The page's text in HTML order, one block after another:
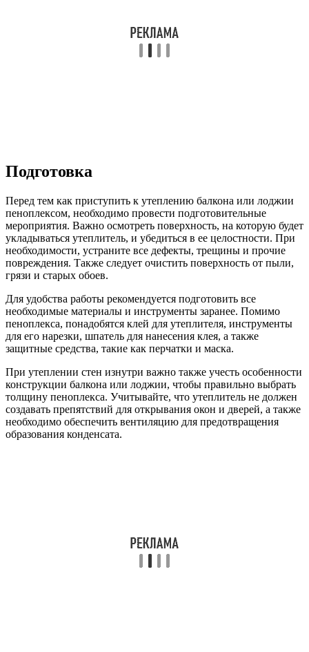
Подготовка
Перед тем как приступить к утеплению балкона или лоджии
пеноплексом, необходимо провести подготовительные
мероприятия. Важно осмотреть поверхность, на которую будет
укладываться утеплитель, и убедиться в ее целостности. При
необходимости, устраните все дефекты, трещины и прочие
повреждения. Также следует очистить поверхность от пыли,
грязи и старых обоев.
Для удобства работы рекомендуется подготовить все
необходимые материалы и инструменты заранее. Помимо
пеноплекса, понадобятся клей для утеплителя, инструменты
для его нарезки, шпатель для нанесения клея, а также
защитные средства, такие как перчатки и маска.
При утеплении стен изнутри важно также учесть особенности
конструкции балкона или лоджии, чтобы правильно выбрать
толщину пеноплекса. Учитывайте, что утеплитель не должен
создавать препятствий для открывания окон и дверей, а также
необходимо обеспечить вентиляцию для предотвращения
образования конденсата.